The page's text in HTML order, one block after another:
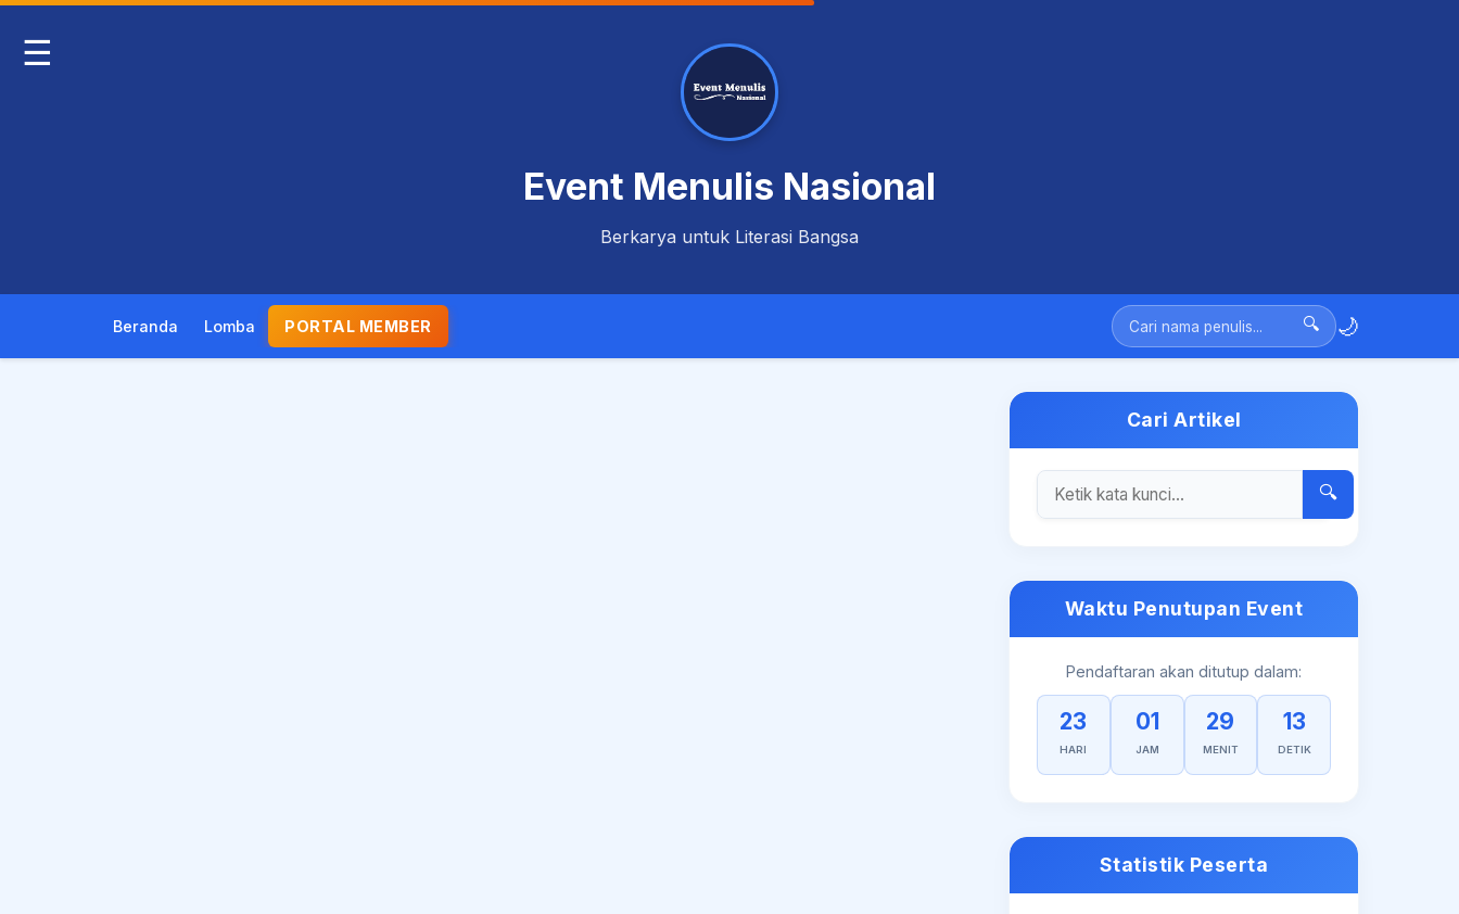
☰
Event Menulis Nasional
Berkarya untuk Literasi Bangsa
Beranda Lomba PORTAL MEMBER 🔍 🌙
Cari Artikel
🔍
Waktu Penutupan Event
Pendaftaran akan ditutup dalam:
23
HARI
01
JAM
29
MENIT
12
DETIK
Statistik Peserta